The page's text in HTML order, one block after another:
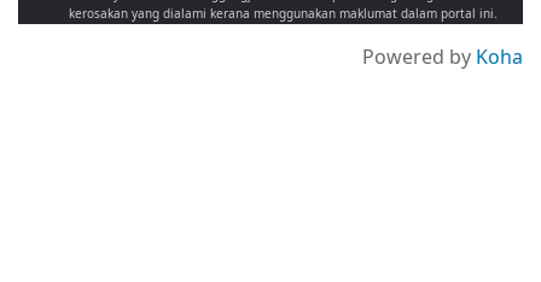
kerosakan yang dialami kerana menggunakan maklumat dalam portal ini.
Powered by Koha